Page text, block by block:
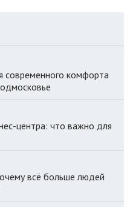
современного комфорта
центра: что важно для
всё больше людей